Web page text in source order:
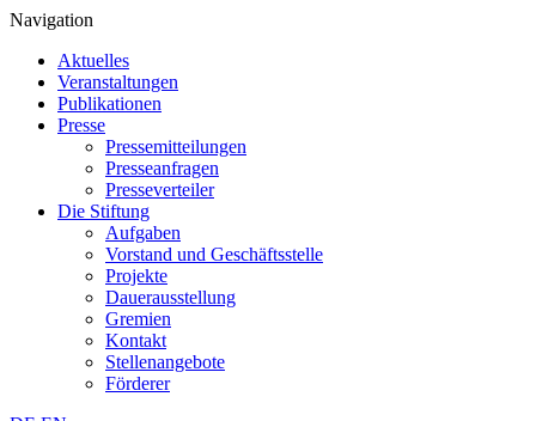
Navigation
Aktuelles
Veranstaltungen
Publikationen
Presse
Pressemitteilungen
Presseanfragen
Presseverteiler
Die Stiftung
Aufgaben
Vorstand und Geschäftsstelle
Projekte
Dauerausstellung
Gremien
Kontakt
Stellenangebote
Förderer